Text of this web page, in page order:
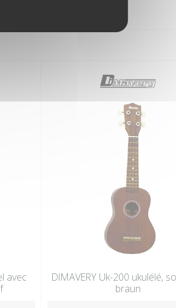
avec
DIMAVERY Uk-200 ukulélé,
braun